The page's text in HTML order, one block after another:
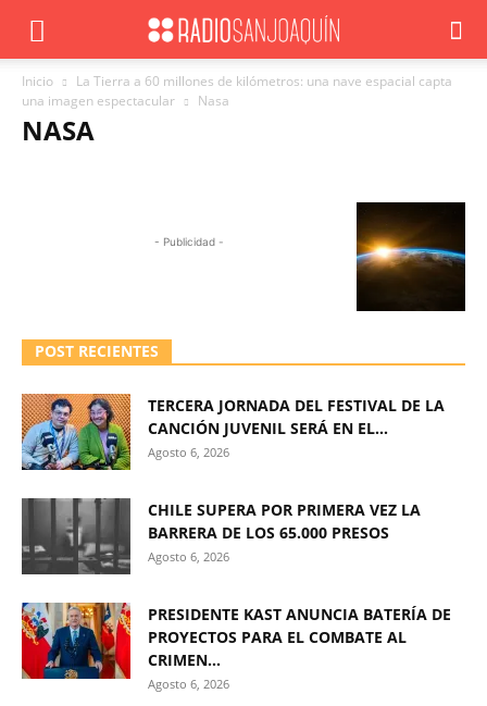
Inicio
La Tierra a 60 millones de kilómetros: una nave espacial capta
una imagen espectacular
Nasa
NASA
- Publicidad -
POST RECIENTES
TERCERA JORNADA DEL FESTIVAL DE LA
CANCIÓN JUVENIL SERÁ EN EL...
Agosto 6, 2026
CHILE SUPERA POR PRIMERA VEZ LA
BARRERA DE LOS 65.000 PRESOS
Agosto 6, 2026
PRESIDENTE KAST ANUNCIA BATERÍA DE
PROYECTOS PARA EL COMBATE AL
CRIMEN...
Agosto 6, 2026